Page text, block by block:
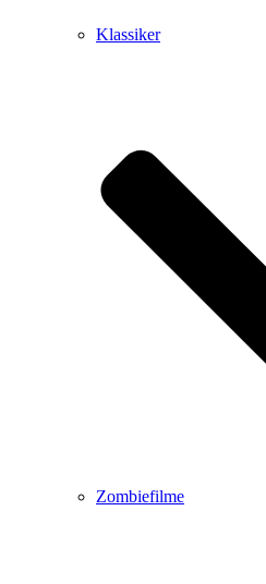
Klassiker
Zombiefilme